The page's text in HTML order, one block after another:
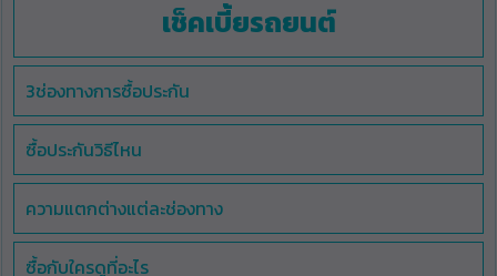
เช็คเบี้ยรถยนต์
3ช่องทางการซื้อประกัน
ซื้อประกันวิธีไหน
ความแตกต่างแต่ละช่องทาง
ซื้อกับใครดูที่อะไร